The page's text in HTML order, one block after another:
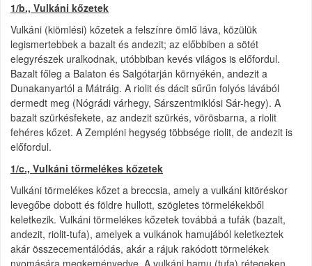
1/b., Vulkáni kőzetek
Vulkáni (kiömlési) kőzetek a felszínre ömlő láva, közülük
legismertebbek a bazalt és andezit; az előbbiben a sötét
elegyrészek uralkodnak, utóbbiban kevés világos is előfordul.
Bazalt főleg a Balaton és Salgótarján környékén, andezit a
Dunakanyartól a Mátráig. A riolit és dácit sűrűn folyós lávából
dermedt meg (Nógrádi várhegy, Sárszentmiklósi Sár-hegy). A
bazalt szürkésfekete, az andezit szürkés, vörösbarna, a riolit
fehéres kőzet. A Zempléni hegység többsége riolit, de andezit is
előfordul.
1/c., Vulkáni törmelékes kőzetek
Vulkáni törmelékes kőzet a breccsia, amely a vulkáni kitöréskor
levegőbe dobott és földre hullott, szögletes törmelékekből
keletkezik. Vulkáni törmelékes kőzetek továbbá a tufák (bazalt,
andezit, riolit-tufa), amelyek a vulkánok hamujából keletkeztek
akár összecementálódás, akár a rájuk rakódott törmelékek
nyomására megkeményedve. A vulkáni hamu (tufa) rétegeken